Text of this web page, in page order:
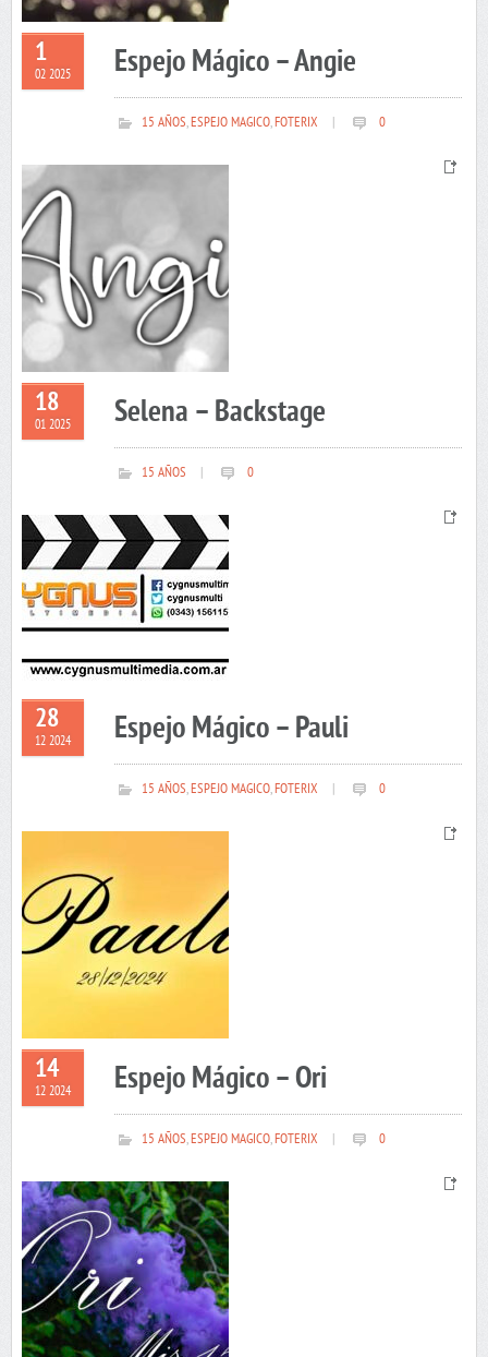
1
02 2025 Espejo Mágico – Angie
15 AÑOS,ESPEJO MAGICO,FOTERIX 0
18
01 2025 Selena – Backstage
15 AÑOS 0
28
12 2024 Espejo Mágico – Pauli
15 AÑOS,ESPEJO MAGICO,FOTERIX 0
14
12 2024 Espejo Mágico – Ori
15 AÑOS,ESPEJO MAGICO,FOTERIX 0